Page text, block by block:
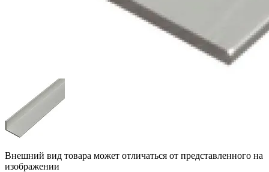
Внешний вид товара может отличаться от представленного на
изображении